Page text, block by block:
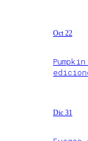
Oct 22
Dic 31